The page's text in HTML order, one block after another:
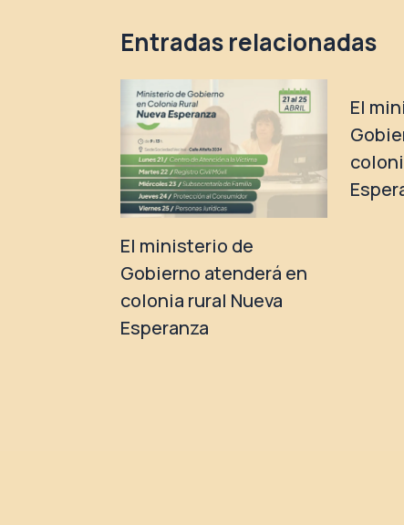
Entradas relacionadas
El ministerio de
Gobierno atenderá en
colonia rural Nueva
Esperanza
El